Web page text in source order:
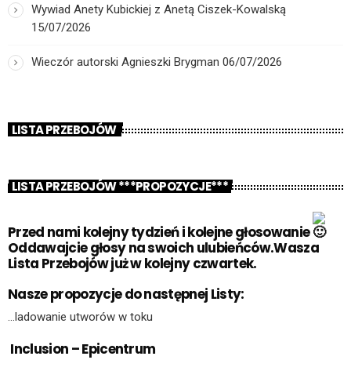
Wywiad Anety Kubickiej z Anetą Ciszek-Kowalską
15/07/2026
Wieczór autorski Agnieszki Brygman 06/07/2026
LISTA PRZEBOJÓW
LISTA PRZEBOJÓW ***PROPOZYCJE***
Przed nami kolejny tydzień i kolejne głosowanie
Oddawajcie głosy na swoich ulubieńców.Wasza
Lista Przebojów już w kolejny czwartek.
Nasze propozycje do następnej Listy:
…ladowanie utworów w toku
Inclusion – Epicentrum